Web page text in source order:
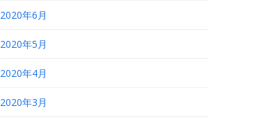
2020年6月
2020年5月
2020年4月
2020年3月